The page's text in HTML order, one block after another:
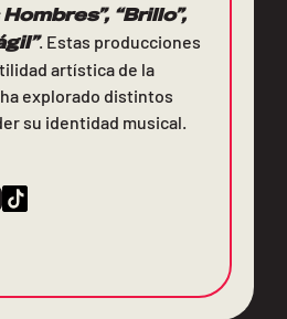
“Brillo”,
. Estas producciones
artística de la
explorado distintos
su identidad musical.